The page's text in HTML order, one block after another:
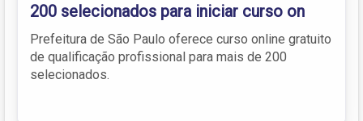
200 selecionados para iniciar curso on
Prefeitura de São Paulo oferece curso online gratuito
de qualificação profissional para mais de 200
selecionados.